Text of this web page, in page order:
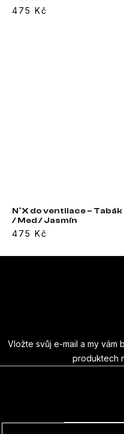
475 Kč
N°X do ventilace – Tabák
/ Med / Jasmín
475 Kč
a
t
Vložte svůj e-mail a my vám
produktech